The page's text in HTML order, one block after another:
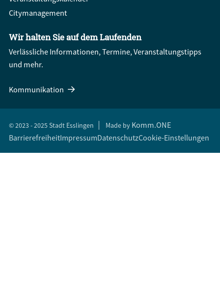
Citymanagement
Wir halten Sie auf dem Laufenden
Verlässliche Informationen, Termine, Veranstaltungstipps
und mehr.
Kommunikation
© 2023 - 2025 Stadt Esslingen Made by Komm.ONE
BarrierefreiheitImpressumDatenschutzCookie-Einstellungen